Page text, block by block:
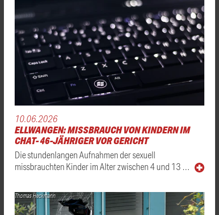
10.06.2026
ELLWANGEN: MISSBRAUCH VON KINDERN IM
CHAT- 46-JÄHRIGER VOR GERICHT
Die stundenlangen Aufnahmen der sexuell
missbrauchten Kinder im Alter zwischen 4 und 13 …
Thomas Heckmann